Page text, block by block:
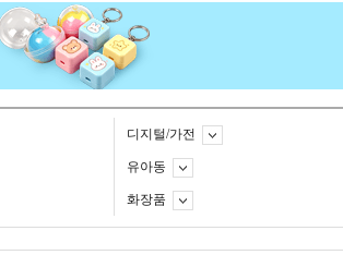
디지털/가전
유아동
화장품